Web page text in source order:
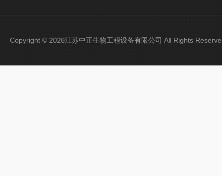
Copyright © 2026江苏中正生物工程设备有限公司 All Rights